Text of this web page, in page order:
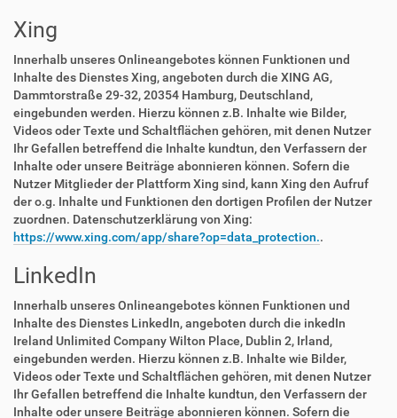
Xing
Innerhalb unseres Onlineangebotes können Funktionen und
Inhalte des Dienstes Xing, angeboten durch die XING AG,
Dammtorstraße 29-32, 20354 Hamburg, Deutschland,
eingebunden werden. Hierzu können z.B. Inhalte wie Bilder,
Videos oder Texte und Schaltflächen gehören, mit denen Nutzer
Ihr Gefallen betreffend die Inhalte kundtun, den Verfassern der
Inhalte oder unsere Beiträge abonnieren können. Sofern die
Nutzer Mitglieder der Plattform Xing sind, kann Xing den Aufruf
der o.g. Inhalte und Funktionen den dortigen Profilen der Nutzer
zuordnen. Datenschutzerklärung von Xing:
https://www.xing.com/app/share?op=data_protection..
LinkedIn
Innerhalb unseres Onlineangebotes können Funktionen und
Inhalte des Dienstes LinkedIn, angeboten durch die inkedIn
Ireland Unlimited Company Wilton Place, Dublin 2, Irland,
eingebunden werden. Hierzu können z.B. Inhalte wie Bilder,
Videos oder Texte und Schaltflächen gehören, mit denen Nutzer
Ihr Gefallen betreffend die Inhalte kundtun, den Verfassern der
Inhalte oder unsere Beiträge abonnieren können. Sofern die